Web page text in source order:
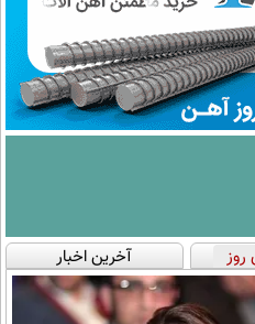
روز آخرین اخبار